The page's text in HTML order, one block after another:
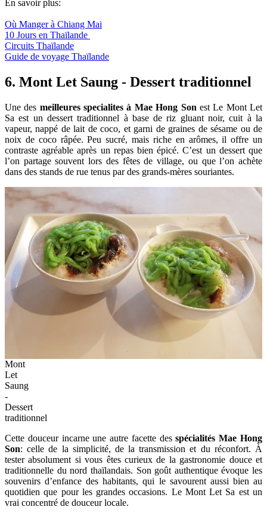
En savoir plus:
Où Manger à Chiang Mai
10 Jours en Thaïlande
Circuits Thaïlande
Guide de voyage Thaïlande
6. Mont Let Saung - Dessert traditionnel
Une des meilleures specialites à Mae Hong Son est Le Mont Let
Sa est un dessert traditionnel à base de riz gluant noir, cuit à la
vapeur, nappé de lait de coco, et garni de graines de sésame ou de
noix de coco râpée. Peu sucré, mais riche en arômes, il offre un
contraste agréable après un repas bien épicé. C’est un dessert que
l’on partage souvent lors des fêtes de village, ou que l’on achète
dans des stands de rue tenus par des grands-mères souriantes.
Mont
Let
Saung
-
Dessert
traditionnel
Cette douceur incarne une autre facette desspécialités Mae Hong
Son: celle de la simplicité, de la transmission et du réconfort. À
tester absolument si vous êtes curieux de la gastronomie douce et
traditionnelle du nord thaïlandais. Son goût authentique évoque les
souvenirs d’enfance des habitants, qui le savourent aussi bien au
quotidien que pour les grandes occasions. Le Mont Let Sa est un
vrai concentré de douceur locale.